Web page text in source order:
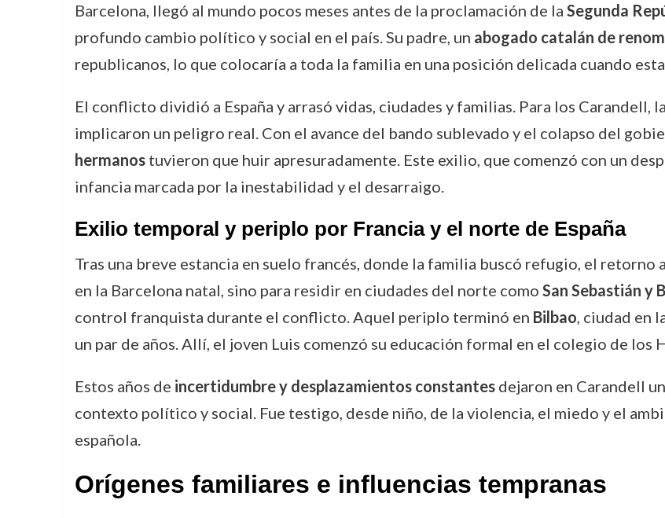
Barcelona, llegó al mundo pocos meses antes de la proclamación de la Segunda
profundo cambio político y social en el país. Su padre, un abogado catalán de
republicanos, lo que colocaría a toda la familia en una posición delicada cuando
El conflicto dividió a España y arrasó vidas, ciudades y familias. Para los Carandell,
implicaron un peligro real. Con el avance del bando sublevado y el colapso del
hermanostuvieron que huir apresuradamente. Este exilio, que comenzó con un
infancia marcada por la inestabilidad y el desarraigo.
Exilio temporal y periplo por Francia y el norte de España
Tras una breve estancia en suelo francés, donde la familia buscó refugio, el retorno
en la Barcelona natal, sino para residir en ciudades del norte como San Sebastián y
control franquista durante el conflicto. Aquel periplo terminó en Bilbao, ciudad en
un par de años. Allí, el joven Luis comenzó su educación formal en el colegio de los
Estos años de incertidumbre y desplazamientos constantesdejaron en Carandell
contexto político y social. Fue testigo, desde niño, de la violencia, el miedo y el
española.
Orígenes familiares e influencias tempranas